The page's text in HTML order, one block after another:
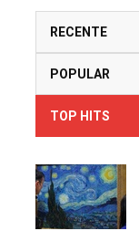
RECENTE
POPULAR
TOP HITS